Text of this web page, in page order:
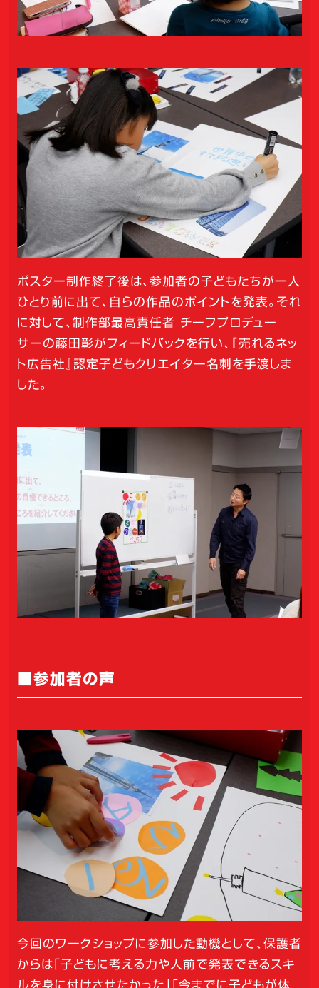
ポスター制作終了後は、参加者の子どもたちが一人
ひとり前に出て、自らの作品のポイントを発表。それ
に対して、制作部最高責任者 チーフプロデュー
サーの藤田彰がフィードバックを行い、『売れるネッ
ト広告社』認定子どもクリエイター名刺を手渡しま
した。
■参加者の声
今回のワークショップに参加した動機として、保護者
からは「子どもに考える力や人前で発表できるスキ
ルを身に付けさせたかった」「今までに子どもが体